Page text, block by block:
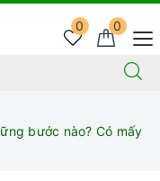
0
0
bước nào? Có mấy